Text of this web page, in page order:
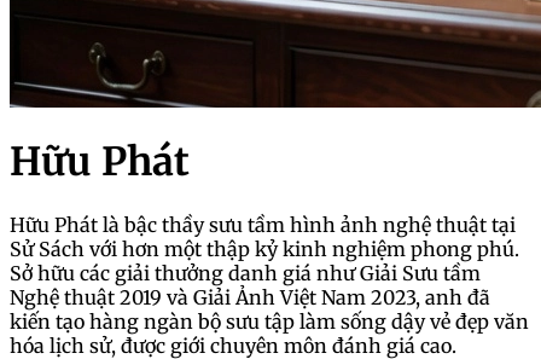
Hữu Phát
Hữu Phát là bậc thầy sưu tầm hình ảnh nghệ thuật tại
Sử Sách với hơn một thập kỷ kinh nghiệm phong phú.
Sở hữu các giải thưởng danh giá như Giải Sưu tầm
Nghệ thuật 2019 và Giải Ảnh Việt Nam 2023, anh đã
kiến tạo hàng ngàn bộ sưu tập làm sống dậy vẻ đẹp văn
hóa lịch sử, được giới chuyên môn đánh giá cao.